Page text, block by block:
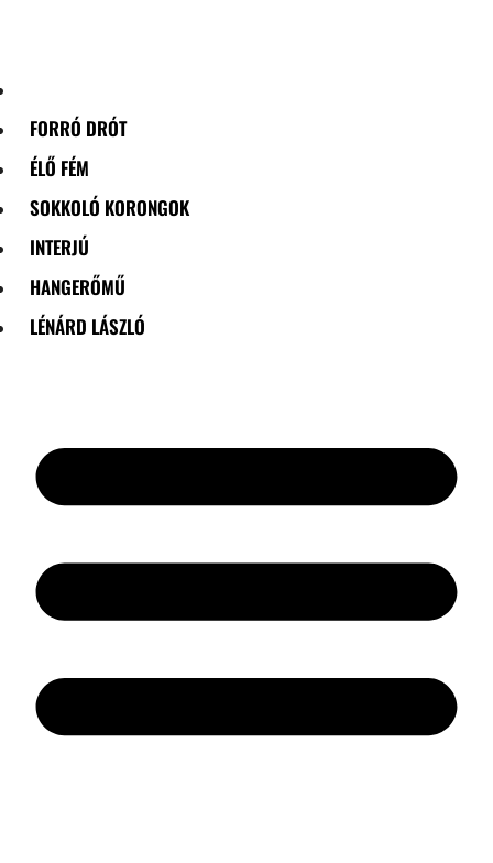
FORRÓ DRÓT
ÉLŐ FÉM
SOKKOLÓ KORONGOK
INTERJÚ
HANGERŐMŰ
LÉNÁRD LÁSZLÓ